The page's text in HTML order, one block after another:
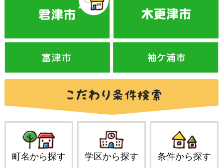
町名から探す 学区から探す 条件から探す